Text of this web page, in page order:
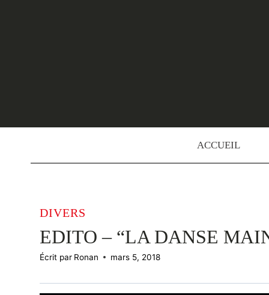
ACCUEIL
DIVERS
EDITO – “LA DANSE
Écrit par Ronan mars 5, 2018